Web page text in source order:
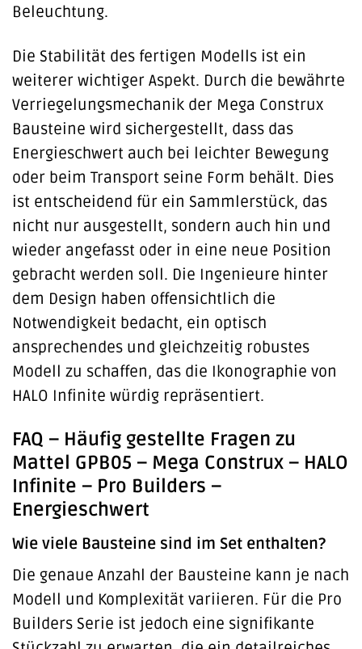
Beleuchtung.
Die Stabilität des fertigen Modells ist ein
weiterer wichtiger Aspekt. Durch die bewährte
Verriegelungsmechanik der Mega Construx
Bausteine wird sichergestellt, dass das
Energieschwert auch bei leichter Bewegung
oder beim Transport seine Form behält. Dies
ist entscheidend für ein Sammlerstück, das
nicht nur ausgestellt, sondern auch hin und
wieder angefasst oder in eine neue Position
gebracht werden soll. Die Ingenieure hinter
dem Design haben offensichtlich die
Notwendigkeit bedacht, ein optisch
ansprechendes und gleichzeitig robustes
Modell zu schaffen, das die Ikonographie von
HALO Infinite würdig repräsentiert.
FAQ – Häufig gestellte Fragen zu
Mattel GPB05 – Mega Construx – HALO
Infinite – Pro Builders –
Energieschwert
Wie viele Bausteine sind im Set enthalten?
Die genaue Anzahl der Bausteine kann je nach
Modell und Komplexität variieren. Für die Pro
Builders Serie ist jedoch eine signifikante